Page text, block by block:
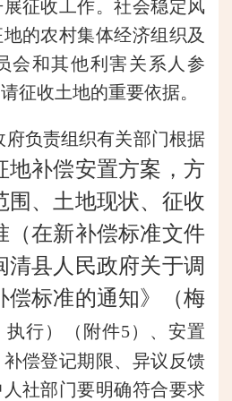
征收工作。社会稳定风
的农村集体经济组织及
会和其他利害关系人参
征收土地的重要依据。
府负责组织有关部门根据
地补偿安置方案，方
围、土地现状、征收
（在新补偿标准文件
清县人民政府关于调
偿标准的通知》（梅
执行）（附件5）、安置
偿登记期限、异议反馈
社部门要明确符合要求